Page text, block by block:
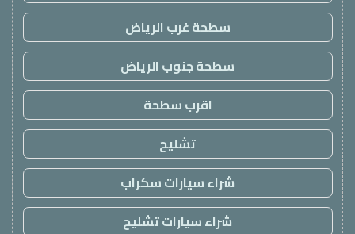
سطحة غرب الرياض
سطحة جنوب الرياض
اقرب سطحة
تشليح
شراء سيارات سكراب
شراء سيارات تشليح